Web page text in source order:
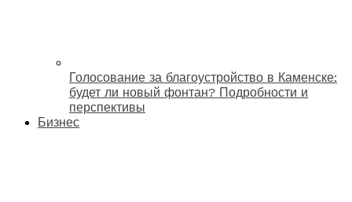
Голосование за благоустройство в Каменске:
будет ли новый фонтан? Подробности и
перспективы
Бизнес